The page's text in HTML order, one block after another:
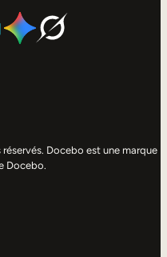
Docebo est une marque
Docebo.